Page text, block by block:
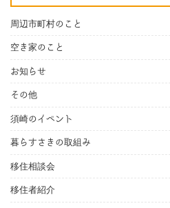
周辺市町村のこと
空き家のこと
お知らせ
その他
須崎のイベント
暮らすさきの取組み
移住相談会
移住者紹介